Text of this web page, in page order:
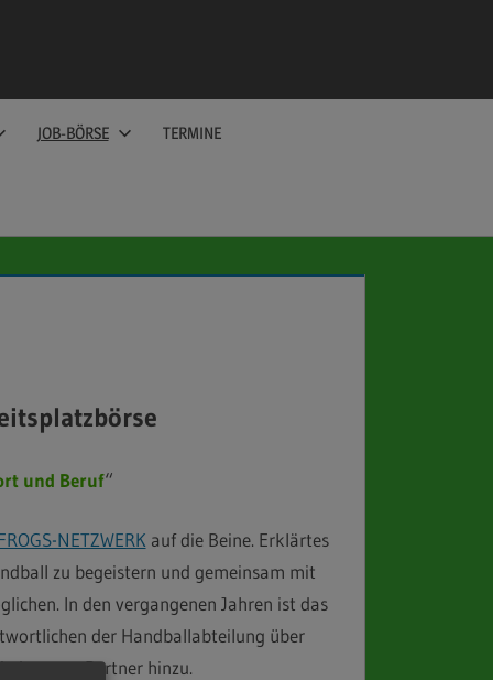
JOB-BÖRSE TERMINE
und Beruf“
NETZWERK auf die Beine. Erklärtes
zu begeistern und gemeinsam mit
In den vergangenen Jahren ist das
der Handballabteilung über
neue Partner hinzu.